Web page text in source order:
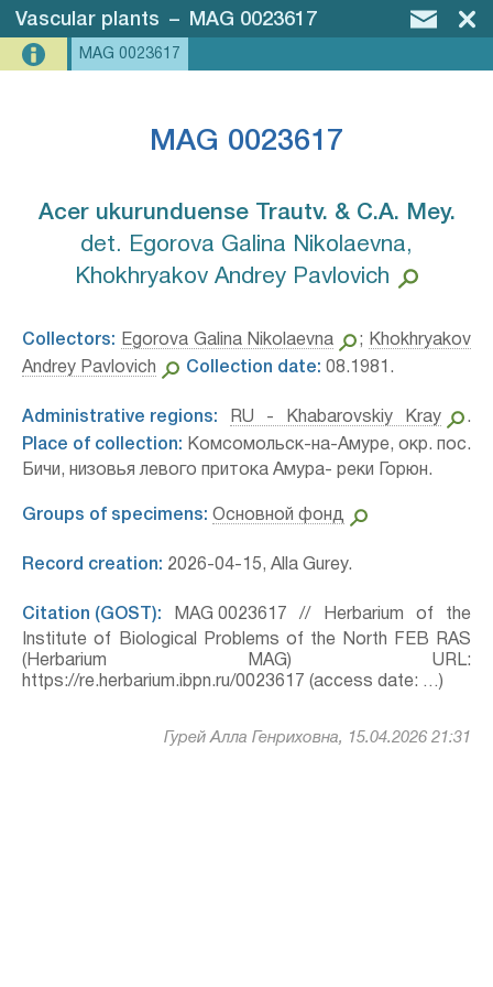
Vascular plants – MAG 0023617
MAG 0023617
MAG 0023617
Acer ukurunduense Trautv. & C.A. Mey.⁣
det. Egorova Galina Nikolaevna,
Khokhryakov Andrey Pavlovich
Collectors: Egorova Galina Nikolaevna ;
Khokhryakov
Andrey Pavlovich
Collection date: 08.1981.
Administrative regions: RU - Khabarovskiy Kray
.
Place of collection: Комсомольск-на-Амуре, окр. пос.
Бичи, низовья левого притока Амура- реки Горюн.
Groups of specimens: Основной фонд
Record creation: 2026-04-15, Alla Gurey.
Citation (GOST): MAG 0023617 // Herbarium of the
Institute of Biological Problems of the North FEB RAS
(Herbarium MAG) URL:
https://re.herbarium.ibpn.ru/0023617 (access date: …)
Гурей Алла Генриховна, 15.04.2026 21:31